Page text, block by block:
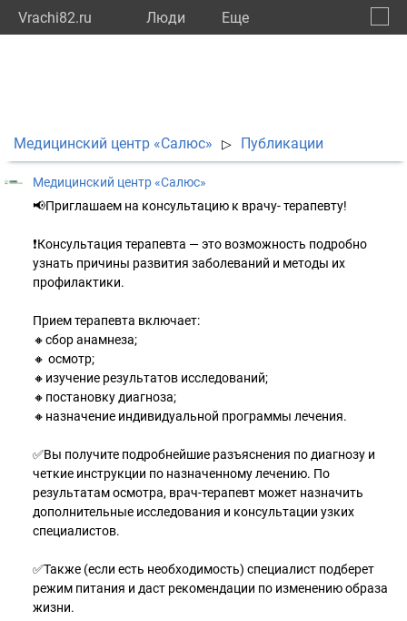
Vrachi82.ru Люди Eще
Медицинский центр «Салюс» ▷ Публикации
Медицинский центр «Салюс»
📢Приглашаем на консультацию к врачу- терапевту!
❗️Консультация терапевта — это возможность подробно
узнать причины развития заболеваний и методы их
профилактики.
Прием терапевта включает:
🔸сбор анамнеза;
🔸 осмотр;
🔸изучение результатов исследований;
🔸постановку диагноза;
🔸назначение индивидуальной программы лечения.
✅Вы получите подробнейшие разъяснения по диагнозу и
четкие инструкции по назначенному лечению. По
результатам осмотра, врач-терапевт может назначить
дополнительные исследования и консультации узких
специалистов.
✅Также (если есть необходимость) специалист подберет
режим питания и даст рекомендации по изменению образа
жизни.